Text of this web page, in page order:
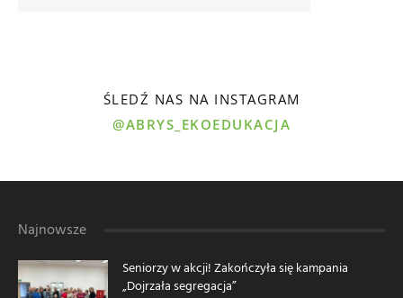
ŚLEDŹ NAS NA INSTAGRAM
@ABRYS_EKOEDUKACJA
Najnowsze
Seniorzy w akcji! Zakończyła się kampania
„Dojrzała segregacja”